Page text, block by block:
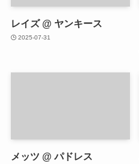
レイズ @ ヤンキース
2025-07-31
メッツ @ パドレス